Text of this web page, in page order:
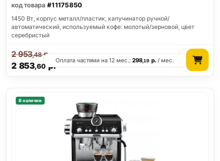
код товара #11175850
1450 Вт, корпус металл/пластик, капучинатор ручной/
автоматический, используемый кофе: молотый/зерновой, цвет
серебристый
2 853,60 р.
2 953,48р.
Оплата частями на 12 мес.:298,19 р./ мес.
В наличии